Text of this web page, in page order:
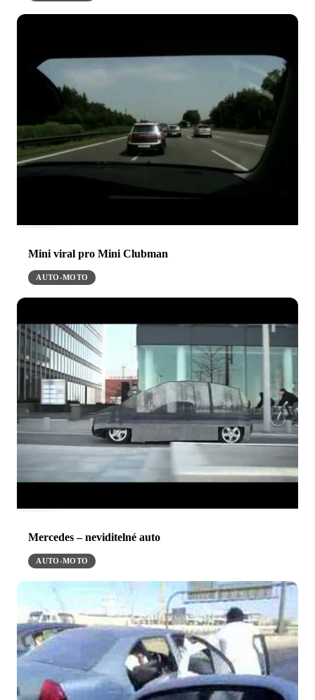
Mini viral pro Mini Clubman
AUTO-MOTO
Mercedes – neviditelné auto
AUTO-MOTO